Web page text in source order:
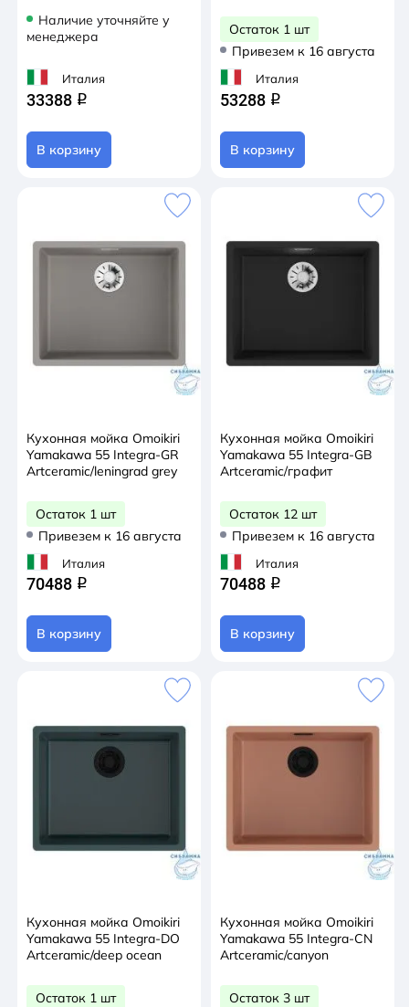
Наличие уточняйте у
менеджера
Италия
33388 q
В корзину
Остаток 1 шт
Привезем к 16 августа
Италия
53288 q
В корзину
Кухонная мойка Omoikiri
Yamakawa 55 Integra-GR
Artceramic/leningrad grey
Остаток 1 шт
Привезем к 16 августа
Италия
70488 q
В корзину
Кухонная мойка Omoikiri
Yamakawa 55 Integra-GB
Artceramic/графит
Остаток 12 шт
Привезем к 16 августа
Италия
70488 q
В корзину
Кухонная мойка Omoikiri
Yamakawa 55 Integra-DO
Artceramic/deep ocean
Остаток 1 шт
Кухонная мойка Omoikiri
Yamakawa 55 Integra-CN
Artceramic/canyon
Остаток 3 шт